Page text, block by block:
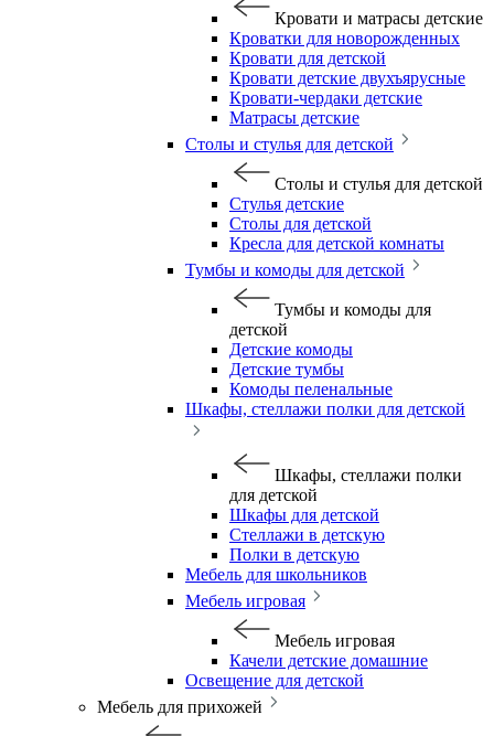
Кровати и матрасы детские
Кроватки для новорожденных
Кровати для детской
Кровати детские двухъярусные
Кровати-чердаки детские
Матрасы детские
Столы и стулья для детской
Столы и стулья для детской
Стулья детские
Столы для детской
Кресла для детской комнаты
Тумбы и комоды для детской
Тумбы и комоды для
детской
Детские комоды
Детские тумбы
Комоды пеленальные
Шкафы, стеллажи полки для детской
Шкафы, стеллажи полки
для детской
Шкафы для детской
Стеллажи в детскую
Полки в детскую
Мебель для школьников
Мебель игровая
Мебель игровая
Качели детские домашние
Освещение для детской
Мебель для прихожей